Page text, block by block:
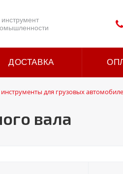
ДОСТАВКА
для грузовых
вала